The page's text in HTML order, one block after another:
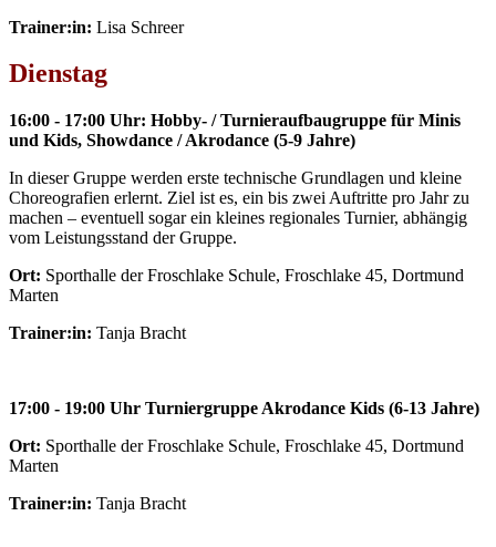
Trainer:in: Lisa Schreer
Dienstag
16:00 - 17:00 Uhr: Hobby- / Turnieraufbaugruppe für Minis
und Kids, Showdance / Akrodance (5-9 Jahre)
In dieser Gruppe werden erste technische Grundlagen und kleine
Choreografien erlernt. Ziel ist es, ein bis zwei Auftritte pro Jahr zu
machen – eventuell sogar ein kleines regionales Turnier, abhängig
vom Leistungsstand der Gruppe.
Ort: Sporthalle der Froschlake Schule, Froschlake 45, Dortmund
Marten
Trainer:in: Tanja Bracht
17:00 - 19:00 Uhr Turniergruppe Akrodance Kids (6-13 Jahre)
Ort: Sporthalle der Froschlake Schule, Froschlake 45, Dortmund
Marten
Trainer:in: Tanja Bracht